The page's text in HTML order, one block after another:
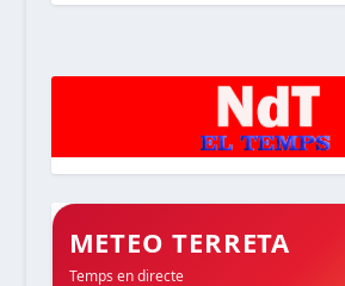
METEO TERRETA
Temps en directe